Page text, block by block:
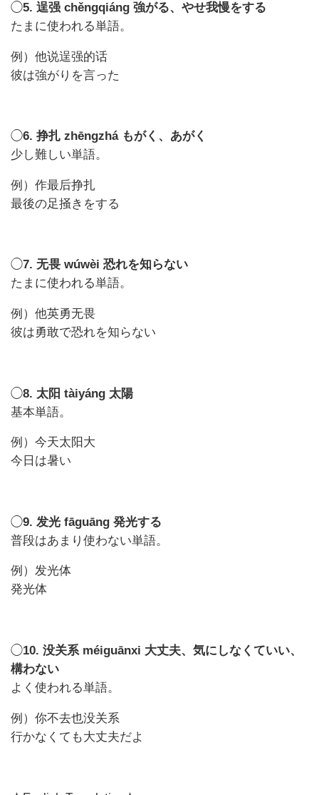
◯5. 逞强 chěngqiáng 強がる、やせ我慢をする
たまに使われる単語。
例）他说逞强的话
彼は強がりを言った
◯6. 挣扎 zhēngzhá もがく、あがく
少し難しい単語。
例）作最后挣扎
最後の足掻きをする
◯7. 无畏 wúwèi 恐れを知らない
たまに使われる単語。
例）他英勇无畏
彼は勇敢で恐れを知らない
◯8. 太阳 tàiyáng 太陽
基本単語。
例）今天太阳大
今日は暑い
◯9. 发光 fāguāng 発光する
普段はあまり使わない単語。
例）发光体
発光体
◯10. 没关系 méiguānxi 大丈夫、気にしなくていい、
構わない
よく使われる単語。
例）你不去也没关系
行かなくても大丈夫だよ